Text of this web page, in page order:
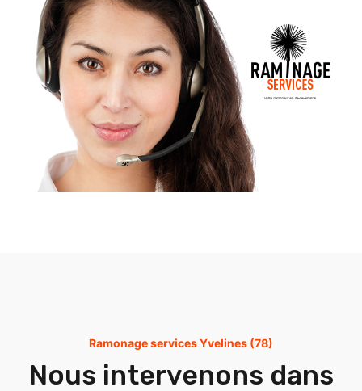
Ramonage services Yvelines (78)
Nous intervenons dans